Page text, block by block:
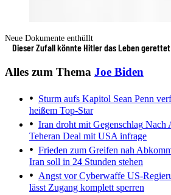
Neue Dokumente enthüllt
Dieser Zufall könnte Hitler das Leben
Alles zum Thema Joe Biden
Sturm aufs Kapitol Sean Penn
heißem Top-Star
Iran droht mit Gegenschlag Nach
Teheran Deal mit USA infrage
Frieden zum Greifen nah
Iran soll in 24 Stunden stehen
Angst vor Cyberwaffe US-
lässt Zugang komplett sperren